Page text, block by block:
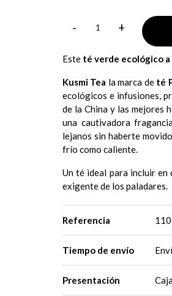
- +
Este té verde ecológico
Kusmi Tea la marca de té
ecológicos e infusiones,
de la China y las mejores
una cautivadora
lejanos sin haberte
frío como caliente.
Un té ideal para incluir en
exigente de los paladares.
Referencia
Tiempo de envío
Presentación